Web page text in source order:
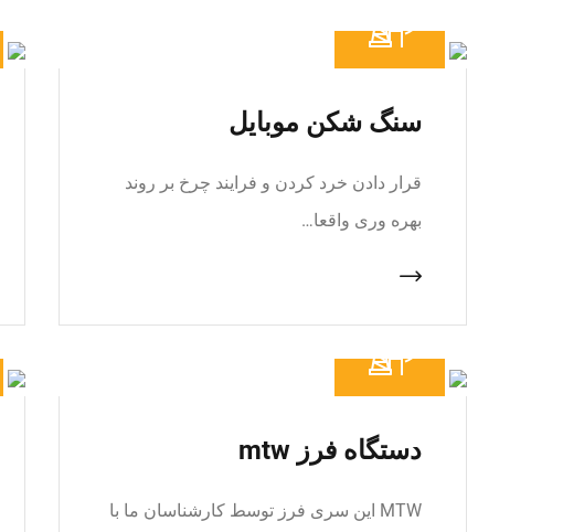
سنگ شکن موبایل
قرار دادن خرد کردن و فرایند چرخ بر روند
بهره وری واقعا…
دستگاه فرز mtw
MTW این سری فرز توسط کارشناسان ما با